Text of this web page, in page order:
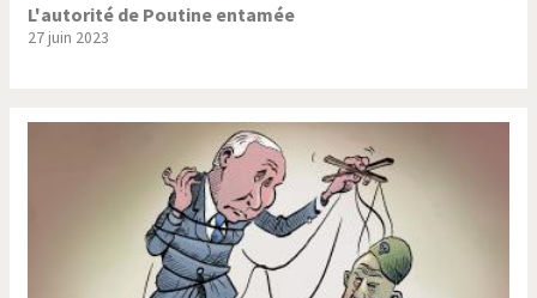
L'autorité de Poutine entamée
27 juin 2023